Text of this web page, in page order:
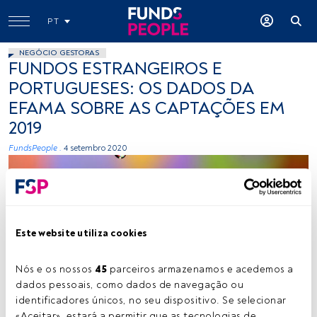
Este website utiliza cookies
Nós e os nossos 45 parceiros armazenamos e acedemos a
dados pessoais, como dados de navegação ou
identificadores únicos, no seu dispositivo. Se selecionar
PT
NEGÓCIO GESTORAS
FUNDOS ESTRANGEIROS E
PORTUGUESES: OS DADOS DA
EFAMA SOBRE AS CAPTAÇÕES EM
2019
FundsPeople . 4 setembro 2020
REphotography3, Flickr, Creative Commons